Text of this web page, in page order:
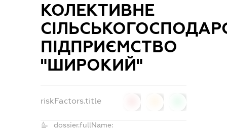
КОЛЕКТИВНЕ
ПІДПРИЄМСТВО
"ШИРОКИЙ"
riskFactors.title
dossier.fullName: